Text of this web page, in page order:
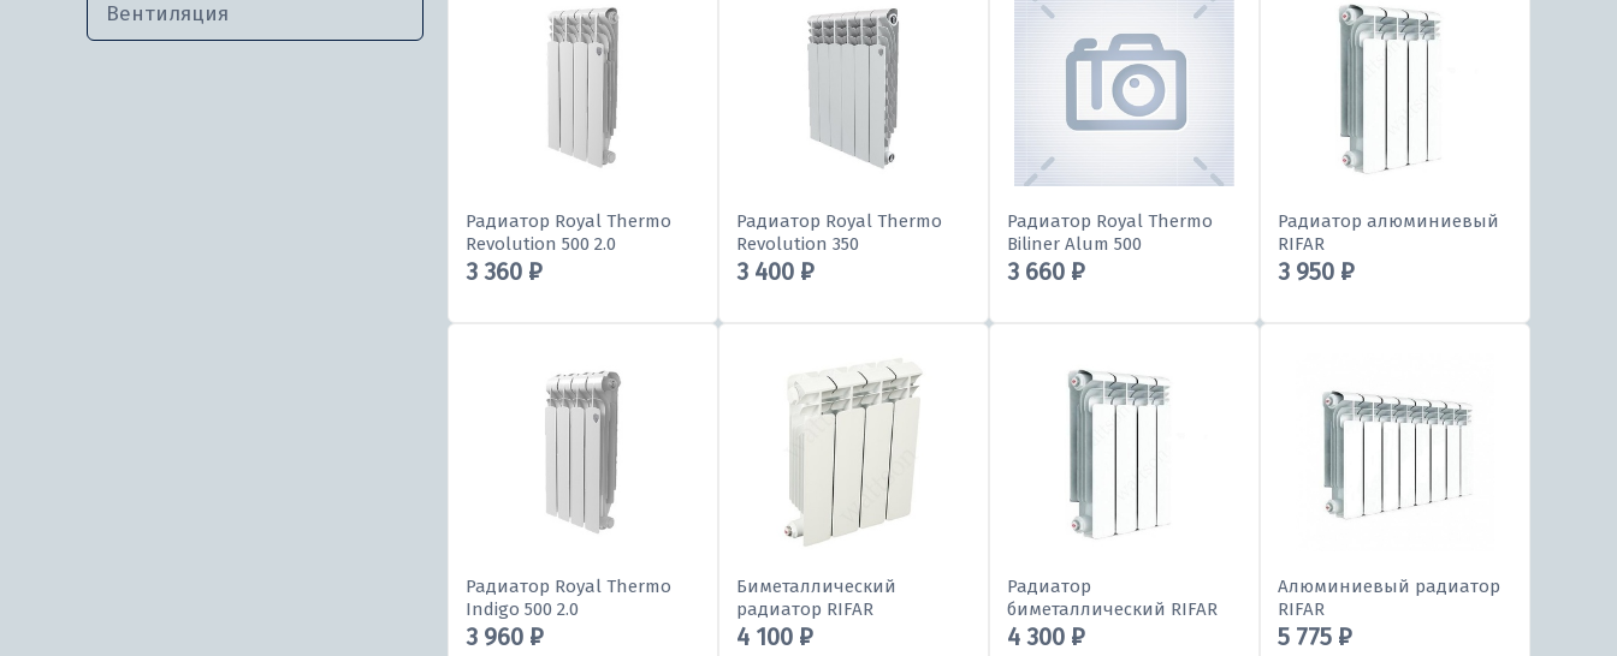
Вентиляция
Радиатор Royal Thermo
Revolution 500 2.0
3 360 ₽
Радиатор Royal Thermo
Revolution 350
3 400 ₽
Радиатор Royal Thermo
Biliner Alum 500
3 660 ₽
Радиатор алюминиевый
RIFAR
3 950 ₽
Радиатор Royal Thermo
Indigo 500 2.0
3 960 ₽
Биметаллический
радиатор RIFAR
4 100 ₽
Радиатор
биметаллический RIFAR
4 300 ₽
Алюминиевый радиатор
RIFAR
5 775 ₽